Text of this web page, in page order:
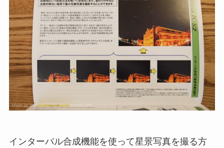
インターバル合成機能を使って星景写真を撮る方